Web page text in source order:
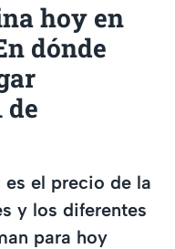
hoy en
dónde
de
el precio de la
y los diferentes
para hoy